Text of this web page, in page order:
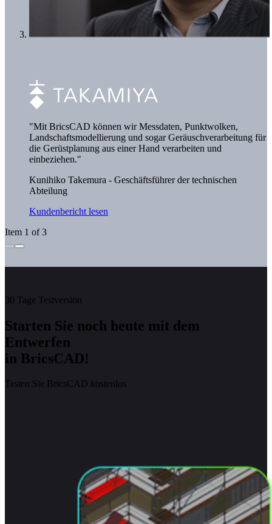
"Mit BricsCAD können wir Messdaten, Punktwolken,
Landschaftsmodellierung und sogar Geräuschverarbeitung für
die Gerüstplanung aus einer Hand verarbeiten und
einbeziehen."
Kunihiko Takemura - Geschäftsführer der technischen
Abteilung
Kundenbericht lesen
Item 1 of 3
30 Tage Testversion
Starten Sie noch heute mit dem
Entwerfen
in BricsCAD!
Testen Sie BricsCAD kostenlos